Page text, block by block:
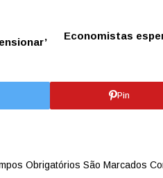
Economistas
Pin
Obrigatórios São Marcados